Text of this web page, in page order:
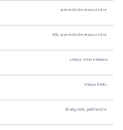
warmińsko-mazurskie
Ełk, warmińsko-mazurskie
stacja internetowa
stacja DAB+
Białystok, podlaskie